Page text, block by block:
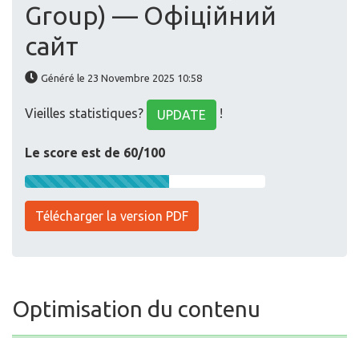
Group) — Офіційний
сайт
Généré le 23 Novembre 2025 10:58
Vieilles statistiques? UPDATE !
Le score est de 60/100
Télécharger la version PDF
Optimisation du contenu